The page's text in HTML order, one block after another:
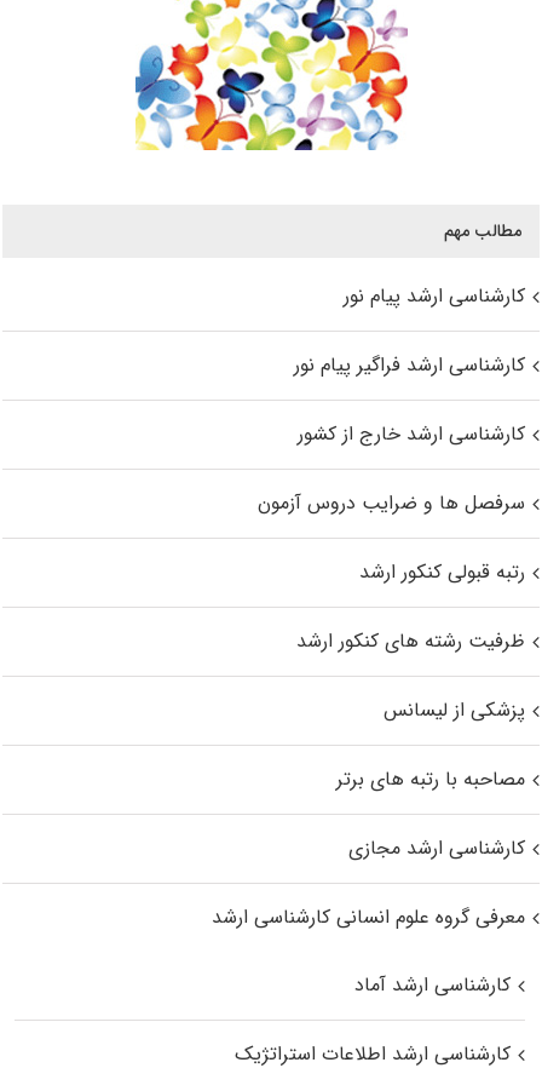
مطالب مهم
کارشناسی ارشد پیام نور
کارشناسی ارشد فراگیر پیام نور
کارشناسی ارشد خارج از کشور
سرفصل ها و ضرایب دروس آزمون
رتبه قبولی کنکور ارشد
ظرفیت رشته های کنکور ارشد
پزشکی از لیسانس
مصاحبه با رتبه های برتر
کارشناسی ارشد مجازی
معرفی گروه علوم انسانی کارشناسی ارشد
کارشناسی ارشد آماد
کارشناسی ارشد اطلاعات استراتژیک